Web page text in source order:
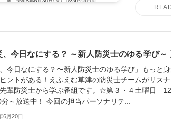
、今日なにする？ ～新人防災士のゆる学び～
、今日なにする？〜新人防災士のゆる学び」もっと
ントがある！えふえむ草津の防災士チームがリス
輩防災士から学ぶ番組です。☆第３・４土曜日 12
～放送中！ 今回の担当パーソナリテ...
6月20日